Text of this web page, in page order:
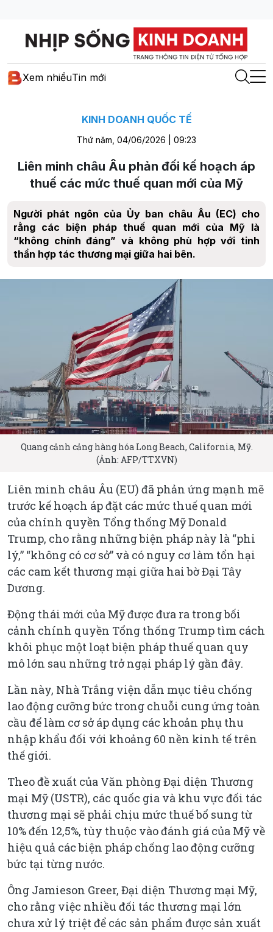
Xem nhiềuTin mới
KINH DOANH QUỐC TẾ
Thứ năm, 04/06/2026 | 09:23
Liên minh châu Âu phản đối kế hoạch áp
thuế các mức thuế quan mới của Mỹ
Người phát ngôn của Ủy ban châu Âu (EC) cho
rằng các biện pháp thuế quan mới của Mỹ là
“không chính đáng” và không phù hợp với tinh
thần hợp tác thương mại giữa hai bên.
Quang cảnh cảng hàng hóa Long Beach, California, Mỹ.
(Ảnh: AFP/TTXVN)
Liên minh châu Âu (EU) đã phản ứng mạnh mẽ
trước kế hoạch áp đặt các mức thuế quan mới
của chính quyền Tổng thống Mỹ Donald
Trump, cho rằng những biện pháp này là “phi
lý,” “không có cơ sở” và có nguy cơ làm tổn hại
các cam kết thương mại giữa hai bờ Đại Tây
Dương.
Động thái mới của Mỹ được đưa ra trong bối
cảnh chính quyền Tổng thống Trump tìm cách
khôi phục một loạt biện pháp thuế quan quy
mô lớn sau những trở ngại pháp lý gần đây.
Lần này, Nhà Trắng viện dẫn mục tiêu chống
lao động cưỡng bức trong chuỗi cung ứng toàn
cầu để làm cơ sở áp dụng các khoản phụ thu
nhập khẩu đối với khoảng 60 nền kinh tế trên
thế giới.
Theo đề xuất của Văn phòng Đại diện Thương
mại Mỹ (USTR), các quốc gia và khu vực đối tác
thương mại sẽ phải chịu mức thuế bổ sung từ
10% đến 12,5%, tùy thuộc vào đánh giá của Mỹ về
hiệu quả các biện pháp chống lao động cưỡng
bức tại từng nước.
Ông Jamieson Greer, Đại diện Thương mại Mỹ,
cho rằng việc nhiều đối tác thương mại lớn
chưa xử lý triệt để các sản phẩm được sản xuất